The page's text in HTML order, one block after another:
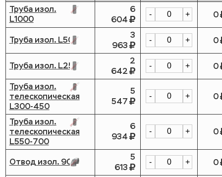
Труба изол.
L1000
6
604
- + 0
Труба изол. L500
3
963
- + 0
Труба изол. L250
2
642
- + 0
Труба изол.
телескопическая
L300-450
5
547
- + 0
Труба изол.
телескопическая
L550-700
6
934
- + 0
Отвод изол. 90
5
613
- + 0